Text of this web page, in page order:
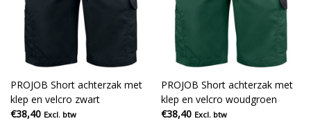
PROJOB Short achterzak met
klep en velcro zwart
€38,40 Excl. btw
PROJOB Short achterzak met
klep en velcro woudgroen
€38,40 Excl. btw